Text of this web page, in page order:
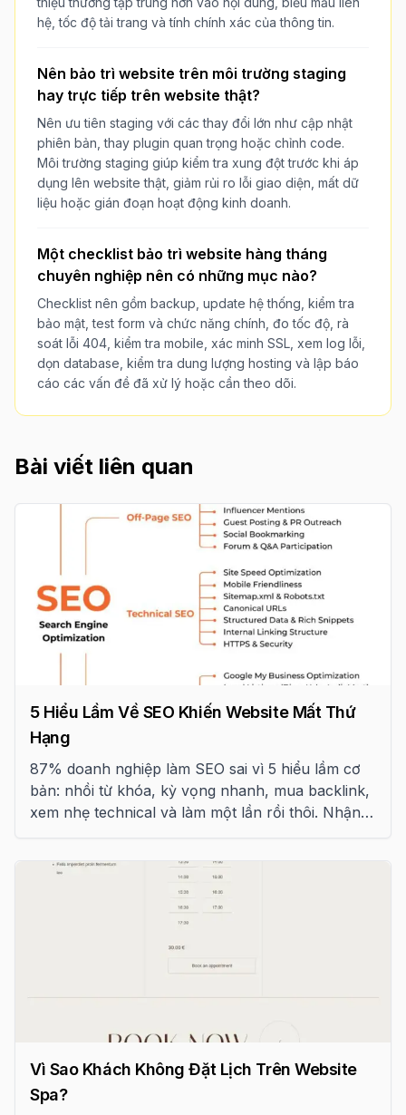
hệ, tốc độ tải trang và tính chính xác của thông tin.
Nên bảo trì website trên môi trường staging
hay trực tiếp trên website thật?
Nên ưu tiên staging với các thay đổi lớn như cập nhật
phiên bản, thay plugin quan trọng hoặc chỉnh code.
Môi trường staging giúp kiểm tra xung đột trước khi áp
dụng lên website thật, giảm rủi ro lỗi giao diện, mất dữ
liệu hoặc gián đoạn hoạt động kinh doanh.
Một checklist bảo trì website hàng tháng
chuyên nghiệp nên có những mục nào?
Checklist nên gồm backup, update hệ thống, kiểm tra
bảo mật, test form và chức năng chính, đo tốc độ, rà
soát lỗi 404, kiểm tra mobile, xác minh SSL, xem log lỗi,
dọn database, kiểm tra dung lượng hosting và lập báo
cáo các vấn đề đã xử lý hoặc cần theo dõi.
Bài viết liên quan
5 Hiểu Lầm Về SEO Khiến Website Mất Thứ
Hạng
87% doanh nghiệp làm SEO sai vì 5 hiểu lầm cơ
bản: nhồi từ khóa, kỳ vọng nhanh, mua backlink,
xem nhẹ technical và làm một lần rồi thôi. Nhận
Vì Sao Khách Không Đặt Lịch Trên Website
Spa?